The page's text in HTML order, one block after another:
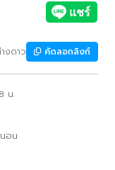
งดาว คัดลอกลิงก์
น.
อน